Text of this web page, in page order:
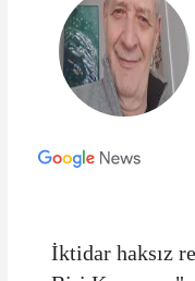
İktidar haksız